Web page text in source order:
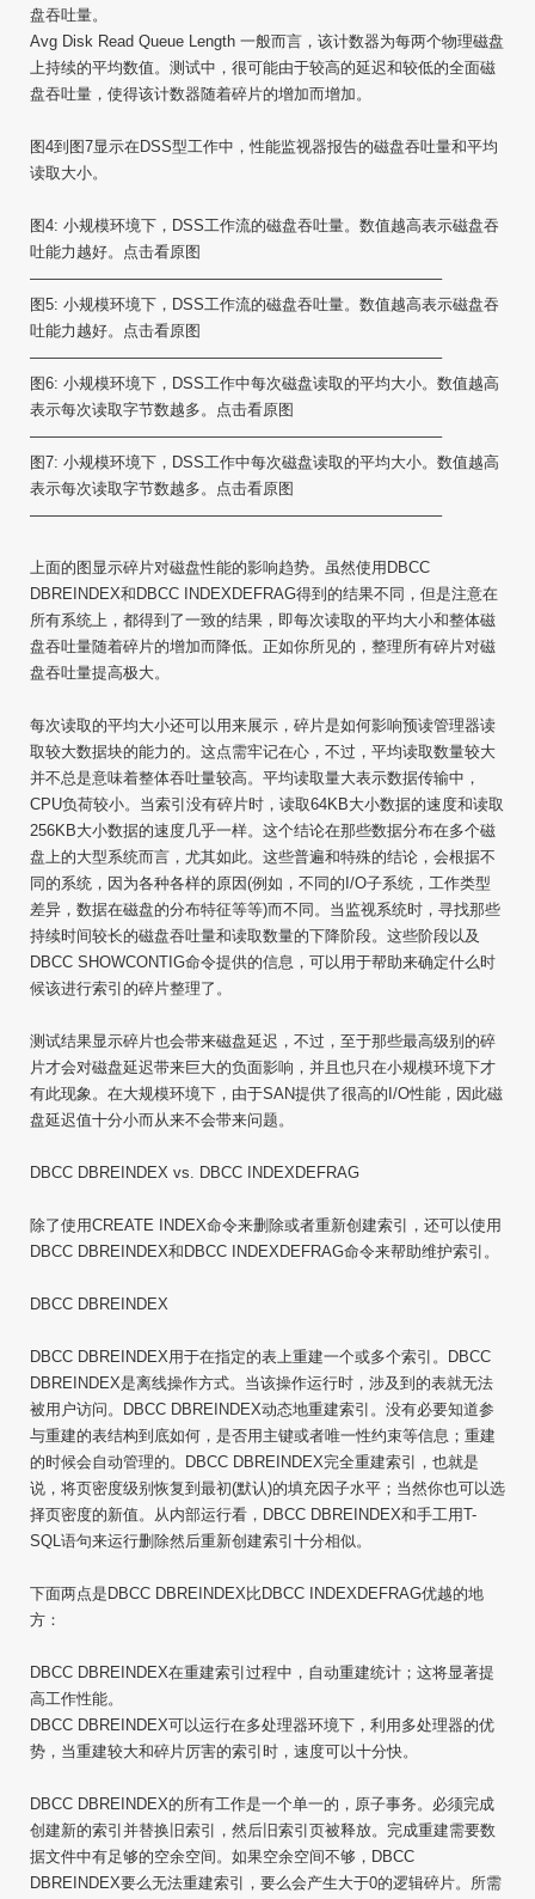
盘吞吐量。
Avg Disk Read Queue Length 一般而言，该计数器为每两个物理磁盘
上持续的平均数值。测试中，很可能由于较高的延迟和较低的全面磁
盘吞吐量，使得该计数器随着碎片的增加而增加。
图4到图7显示在DSS型工作中，性能监视器报告的磁盘吞吐量和平均
读取大小。
图4: 小规模环境下，DSS工作流的磁盘吞吐量。数值越高表示磁盘吞
吐能力越好。点击看原图
——————————————————————————–
图5: 小规模环境下，DSS工作流的磁盘吞吐量。数值越高表示磁盘吞
吐能力越好。点击看原图
——————————————————————————–
图6: 小规模环境下，DSS工作中每次磁盘读取的平均大小。数值越高
表示每次读取字节数越多。点击看原图
——————————————————————————–
图7: 小规模环境下，DSS工作中每次磁盘读取的平均大小。数值越高
表示每次读取字节数越多。点击看原图
——————————————————————————–
上面的图显示碎片对磁盘性能的影响趋势。虽然使用DBCC
DBREINDEX和DBCC INDEXDEFRAG得到的结果不同，但是注意在
所有系统上，都得到了一致的结果，即每次读取的平均大小和整体磁
盘吞吐量随着碎片的增加而降低。正如你所见的，整理所有碎片对磁
盘吞吐量提高极大。
每次读取的平均大小还可以用来展示，碎片是如何影响预读管理器读
取较大数据块的能力的。这点需牢记在心，不过，平均读取数量较大
并不总是意味着整体吞吐量较高。平均读取量大表示数据传输中，
CPU负荷较小。当索引没有碎片时，读取64KB大小数据的速度和读取
256KB大小数据的速度几乎一样。这个结论在那些数据分布在多个磁
盘上的大型系统而言，尤其如此。这些普遍和特殊的结论，会根据不
同的系统，因为各种各样的原因(例如，不同的I/O子系统，工作类型
差异，数据在磁盘的分布特征等等)而不同。当监视系统时，寻找那些
持续时间较长的磁盘吞吐量和读取数量的下降阶段。这些阶段以及
DBCC SHOWCONTIG命令提供的信息，可以用于帮助来确定什么时
候该进行索引的碎片整理了。
测试结果显示碎片也会带来磁盘延迟，不过，至于那些最高级别的碎
片才会对磁盘延迟带来巨大的负面影响，并且也只在小规模环境下才
有此现象。在大规模环境下，由于SAN提供了很高的I/O性能，因此磁
盘延迟值十分小而从来不会带来问题。
DBCC DBREINDEX vs. DBCC INDEXDEFRAG
除了使用CREATE INDEX命令来删除或者重新创建索引，还可以使用
DBCC DBREINDEX和DBCC INDEXDEFRAG命令来帮助维护索引。
DBCC DBREINDEX
DBCC DBREINDEX用于在指定的表上重建一个或多个索引。DBCC
DBREINDEX是离线操作方式。当该操作运行时，涉及到的表就无法
被用户访问。DBCC DBREINDEX动态地重建索引。没有必要知道参
与重建的表结构到底如何，是否用主键或者唯一性约束等信息；重建
的时候会自动管理的。DBCC DBREINDEX完全重建索引，也就是
说，将页密度级别恢复到最初(默认)的填充因子水平；当然你也可以选
择页密度的新值。从内部运行看，DBCC DBREINDEX和手工用T-
SQL语句来运行删除然后重新创建索引十分相似。
下面两点是DBCC DBREINDEX比DBCC INDEXDEFRAG优越的地
方：
DBCC DBREINDEX在重建索引过程中，自动重建统计；这将显著提
高工作性能。
DBCC DBREINDEX可以运行在多处理器环境下，利用多处理器的优
势，当重建较大和碎片厉害的索引时，速度可以十分快。
DBCC DBREINDEX的所有工作是一个单一的，原子事务。必须完成
创建新的索引并替换旧索引，然后旧索引页被释放。完成重建需要数
据文件中有足够的空余空间。如果空余空间不够，DBCC
DBREINDEX要么无法重建索引，要么会产生大于0的逻辑碎片。所需